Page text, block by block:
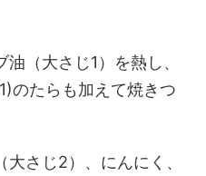
（大さじ1）を熱し、
のたらも加えて焼きつ
さじ2）、にんにく、